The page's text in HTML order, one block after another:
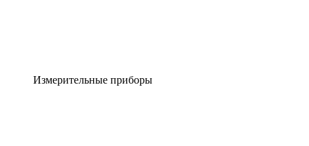
Измерительные приборы